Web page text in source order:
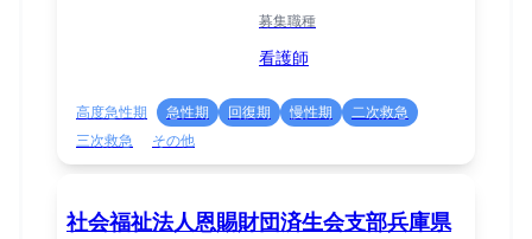
募集職種
看護師
高度急性期 急性期 回復期 慢性期
二次救急
三次救急
その他
社会福祉法人恩賜財団済生会支部兵庫県